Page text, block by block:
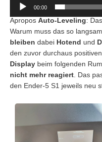
00:00
Apropos Auto-Leveling: Das
Warum muss das so
bleiben dabei Hotend und
den zuvor durchaus
Display beim folgenden
nicht mehr reagiert . Das
den Ender-5 S1 jeweils neu